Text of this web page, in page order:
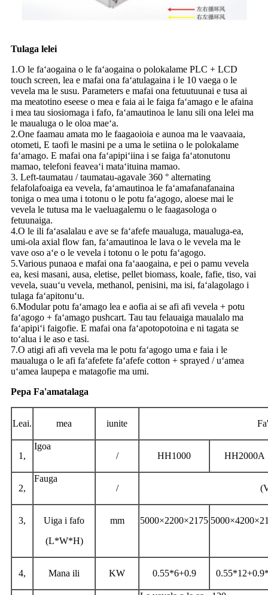
Tulaga lelei
1.O le faʻaogaina o le faʻaogaina o polokalame PLC + LCD
touch screen, lea e mafai ona faʻatulagaina i le 10 vaega o le
vevela ma le susu. Parameters e mafai ona fetuutuunai e tusa ai
ma meatotino eseese o mea e faia ai le faiga faʻamago e le afaina
i mea tau siosiomaga i fafo, faʻamautinoa le lanu sili ona lelei ma
le maualuga o le oloa maeʻa.
2.One faamau amata mo le faagaoioia e aunoa ma le vaavaaia,
otometi, E taofi le masini pe a uma le setiina o le polokalame
faʻamago. E mafai ona faʻapipiʻiina i se faiga faʻatonutonu
mamao, telefoni feaveaʻi mataʻituina mamao.
3. Left-taumatau / taumatau-agavale 360 ​​° alternating
felafolafoaiga ea vevela, faʻamautinoa le faʻamafanafanaina
toniga o mea uma i totonu o le potu faʻagogo, aloese mai le
vevela le tutusa ma le vaeluagalemu o le faagasologa o
fetuunaiga.
4.O le ili faʻasalalau e ave se faʻafefe maualuga, maualuga-ea,
umi-ola axial flow fan, faʻamautinoa le lava o le vevela ma le
vave oso aʻe o le vevela i totonu o le potu faʻagogo.
5.Various punaoa e mafai ona faʻaaogaina, e pei o pamu vevela
ea, kesi masani, ausa, eletise, pellet biomass, koale, fafie, tiso, vai
vevela, suauʻu vevela, methanol, penisini, ma isi, faʻalagolago i
tulaga faʻapitonuʻu.
6.Modular potu faʻamago lea e aofia ai se afi afi vevela + potu
faʻagogo + faʻamago pushcart. Tau tau felauaiga maualalo ma
faʻapipiʻi faigofie. E mafai ona faʻapotopotoina e ni tagata se
toʻalua i le aso e tasi.
7.O atigi afi afi vevela ma le potu faʻagogo uma e faia i le
maualuga o le afi faʻafefete faʻafefe cotton + sprayed / uʻamea
uʻamea laupepa e matagofie ma umi.
Pepa Fa'amatalaga
Leai. mea iunite
1,
Igoa
/
HH1000 HH2000A
2,
Fauga
/
3,
Uiga i fafo
(L*W*H)
mm 5000×2200×2175
4, Mana ili KW 0.55*6+0.9